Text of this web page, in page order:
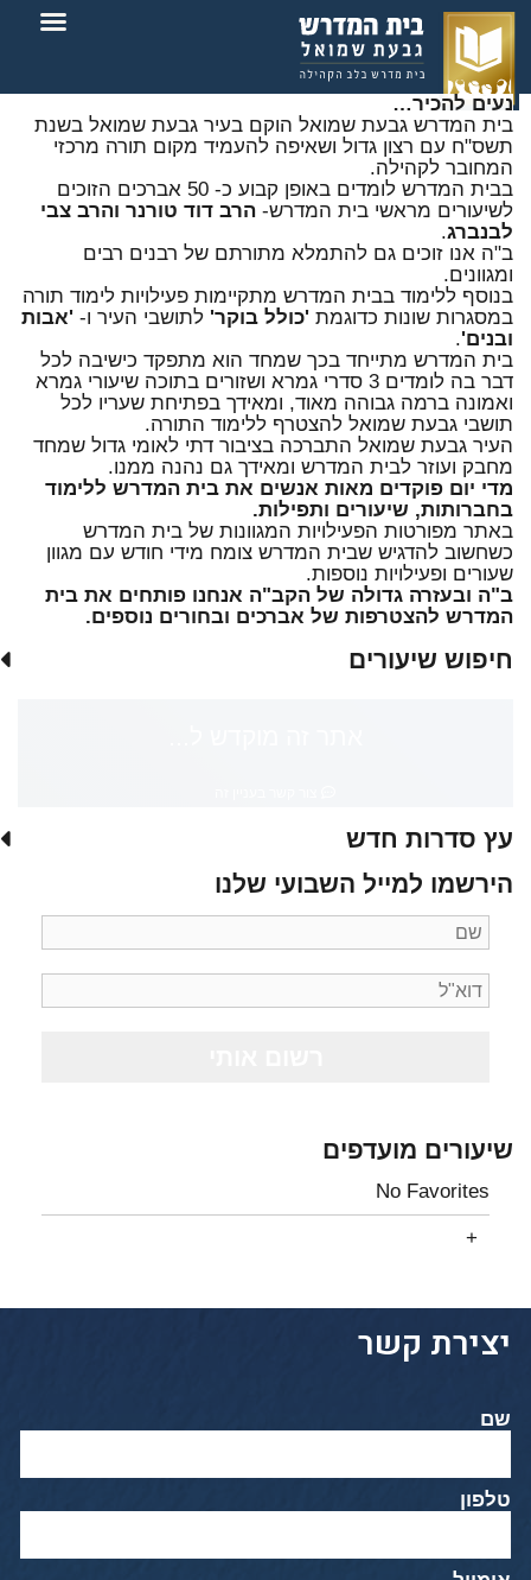
נעים להכיר…
בית המדרש גבעת שמואל הוקם בעיר גבעת שמואל בשנת
תשס"ח עם רצון גדול ושאיפה להעמיד מקום תורה מרכזי
המחובר לקהילה.
בבית המדרש לומדים באופן קבוע כ- 50 אברכים הזוכים
לשיעורים מראשי בית המדרש- הרב דוד טורנר והרב צבי
לבנברג.
ב"ה אנו זוכים גם להתמלא מתורתם של רבנים רבים
ומגוונים.
בנוסף ללימוד בבית המדרש מתקיימות פעילויות לימוד תורה
במסגרות שונות כדוגמת 'כולל בוקר' לתושבי העיר ו- 'אבות
ובנים'.
בית המדרש מתייחד בכך שמחד הוא מתפקד כישיבה לכל
דבר בה לומדים 3 סדרי גמרא ושזורים בתוכה שיעורי גמרא
ואמונה ברמה גבוהה מאוד, ומאידך בפתיחת שעריו לכל
תושבי גבעת שמואל להצטרף ללימוד התורה.
העיר גבעת שמואל התברכה בציבור דתי לאומי גדול שמחד
מחבק ועוזר לבית המדרש ומאידך גם נהנה ממנו.
מדי יום פוקדים מאות אנשים את בית המדרש ללימוד
בחברותות, שיעורים ותפילות.
באתר מפורטות הפעילויות המגוונות של בית המדרש
כשחשוב להדגיש שבית המדרש צומח מידי חודש עם מגוון
שעורים ופעילויות נוספות.
ב"ה ובעזרה גדולה של הקב"ה אנחנו פותחים את בית
המדרש להצטרפות של אברכים ובחורים נוספים.
חיפוש שיעורים
עץ סדרות חדש
הירשמו למייל השבועי שלנו
שיעורים מועדפים
No Favorites
יצירת קשר
שם
טלפון